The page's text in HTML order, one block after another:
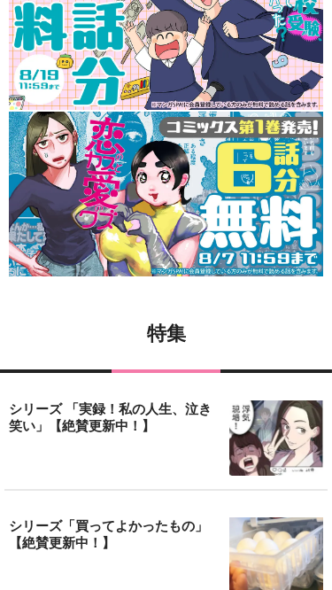
特集
シリーズ 「実録！私の人生、泣き
笑い」【絶賛更新中！】
シリーズ「買ってよかったもの」
【絶賛更新中！】